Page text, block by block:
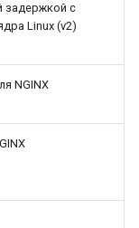
задержкой с
Linux (v2)
NGINX